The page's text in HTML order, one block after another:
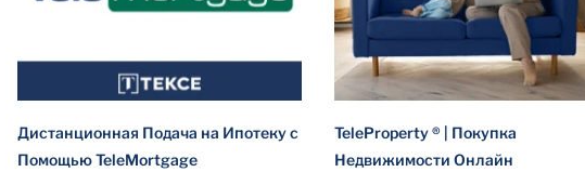
Дистанционная Подача на Ипотеку с
Помощью TeleMortgage
TeleProperty ® | Покупка
Недвижимости Онлайн